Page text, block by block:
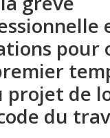
pour
de
du